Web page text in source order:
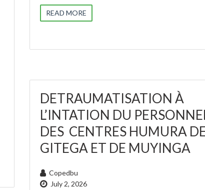
READ MORE
DETRAUMATISATION À
L’INTATION DU
DES CENTRES HUMURA
GITEGA ET DE MUYINGA
Copedbu
July 2, 2026